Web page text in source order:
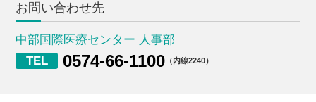
お問い合わせ先
中部国際医療センター 人事部
0574-66-1100 （内線2240）